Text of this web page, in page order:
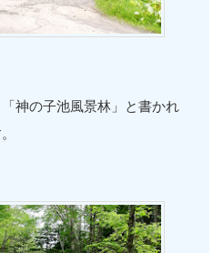
神の子池風景林」と書かれ